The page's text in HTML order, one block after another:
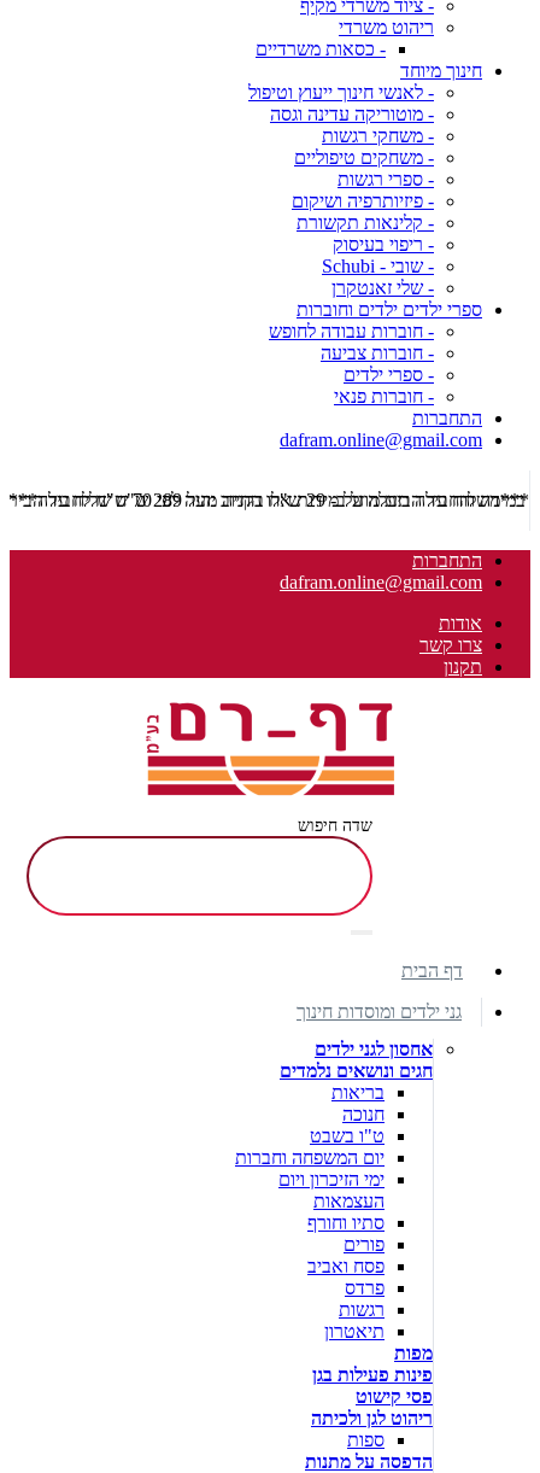
- ציוד משרדי מקיף
ריהוט משרדי
- כסאות משרדיים
חינוך מיוחד
- לאנשי חינוך ייעוץ וטיפול
- מוטוריקה עדינה וגסה
- משחקי רגשות
- משחקים טיפוליים
- ספרי רגשות
- פיזיותרפיה ושיקום
- קלינאות תקשורת
- ריפוי בעיסוק
- שובי - Schubi
- שלי זאנטקרן
ספרי ילדים ילדים וחוברות
- חוברות עבודה לחופש
- חוברות צביעה
- ספרי ילדים
- חוברות פנאי
התחברות
dafram.online@gmail.com
***משלוח עד הבית מוזל ב- 29 ש"ח בקניה מעל 289 ש"ח שליח עד הבית ***
התחברות
dafram.online@gmail.com
אודות
צרו קשר
תקנון
שדה חיפוש
דף הבית
גני ילדים ומוסדות חינוך
אחסון לגני ילדים
חגים ונושאים נלמדים
בריאות
חנוכה
ט"ו בשבט
יום המשפחה וחברות
ימי הזיכרון ויום
העצמאות
סתיו וחורף
פורים
פסח ואביב
פרדס
רגשות
תיאטרון
מפות
פינות פעילות בגן
פסי קישוט
ריהוט לגן ולכיתה
ספות
הדפסה על מתנות